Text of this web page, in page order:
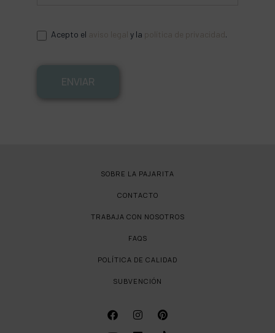
Acepto el y la .
ENVIAR
SOBRE LA PAJARITA
CONTACTO
TRABAJA CON NOSOTROS
FAQS
POLÍTICA DE CALIDAD
SUBVENCIÓN